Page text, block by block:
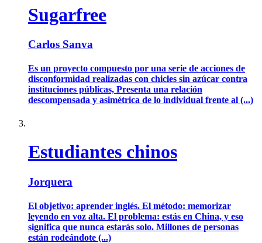
Sugarfree
Carlos Sanva
Es un proyecto compuesto por una serie de acciones de
disconformidad realizadas con chicles sin azúcar contra
instituciones públicas, Presenta una relación
descompensada y asimétrica de lo individual frente al (...)
Estudiantes chinos
Jorquera
El objetivo: aprender inglés. El método: memorizar
leyendo en voz alta. El problema: estás en China, y eso
significa que nunca estarás solo. Millones de personas
están rodeándote (...)